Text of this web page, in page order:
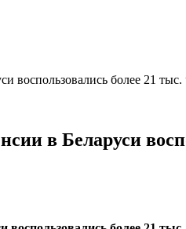
воспользовались более 21 тыс.
в Беларуси